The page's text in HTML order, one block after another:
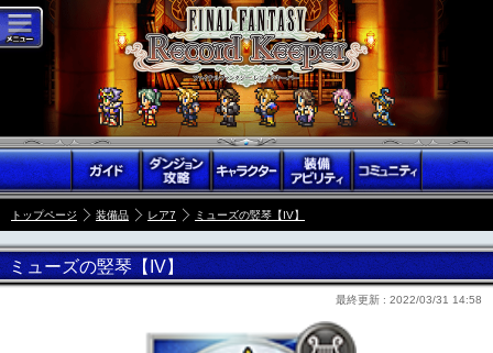
トップページ 装備品 レア7 ミューズの竪琴【IV】
ミューズの竪琴【IV】
最終更新 : 2022/03/31 14:58